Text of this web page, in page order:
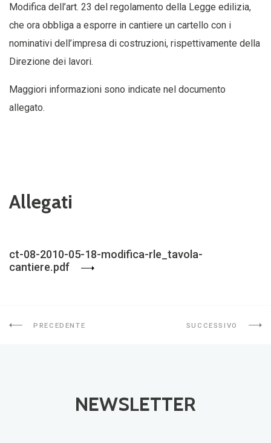
Modifica dell’art. 23 del regolamento della Legge edilizia,
che ora obbliga a esporre in cantiere un cartello con i
nominativi dell’impresa di costruzioni, rispettivamente della
Direzione dei lavori.
Maggiori informazioni sono indicate nel documento
allegato.
Allegati
ct-08-2010-05-18-modifica-rle_tavola-
cantiere.pdf
PRECEDENTE SUCCESSIVO
NEWSLETTER